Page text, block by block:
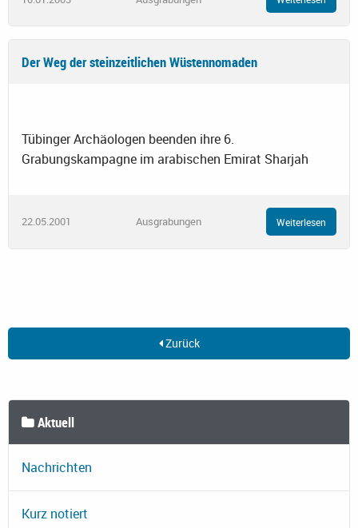
Der Weg der steinzeitlichen Wüstennomaden
Tübinger Archäologen beenden ihre 6.
Grabungskampagne im arabischen Emirat Sharjah
22.05.2001 Ausgrabungen Weiterlesen
Zurück
Aktuell
Nachrichten
Kurz notiert